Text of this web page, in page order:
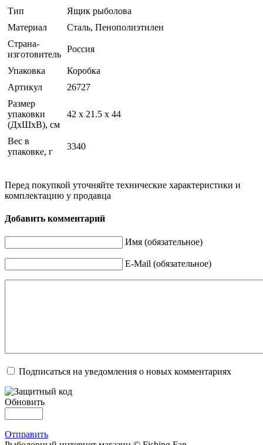
Тип
Ящик рыболова
Материал
Сталь, Пенополиэтилен
Страна-
изготовитель
Россия
Упаковка
Коробка
Артикул
26727
Размер
упаковки
(ДхШхВ), см
42 х 21.5 х 44
Вес в
упаковке, г
3340
Перед покупкой уточняйте технические характеристики и
комплектацию у продавца
Добавить комментарий
Имя (обязательное)
E-Mail (обязательное)
Подписаться на уведомления о новых комментариях
Обновить
Отправить